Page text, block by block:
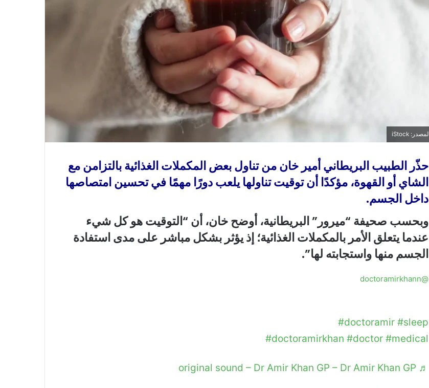
و
ن
ي
ا
المصدر: iStock
حذّر الطبيب البريطاني أمير خان من تناول بعض المكملات الغذائية بالتزامن مع
الشاي أو القهوة، مؤكدًا أن توقيت تناولها يلعب دورًا مهمًا في تحسين امتصاصها
داخل الجسم.
وبحسب صحيفة “ميرور” البريطانية، أوضح خان، أن “التوقيت هو كل شيء
عندما يتعلق الأمر بالمكملات الغذائية؛ إذ يؤثر بشكل مباشر على مدى استفادة
الجسم منها واستجابته لها”.
@doctoramirkhann
#doctoramir #sleep
#doctoramirkhan #doctor #medical
♬ original sound – Dr Amir Khan GP – Dr Amir Khan GP